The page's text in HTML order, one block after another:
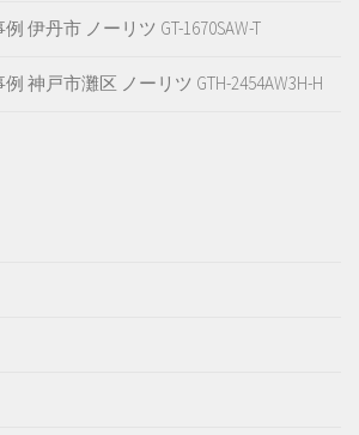
伊丹市 ノーリツ GT-1670SAW-T
神戸市灘区 ノーリツ GTH-2454AW3H-H